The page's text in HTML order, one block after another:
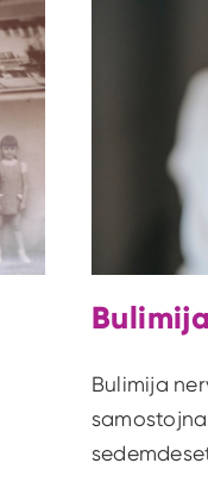
Bulimija
Bulimija